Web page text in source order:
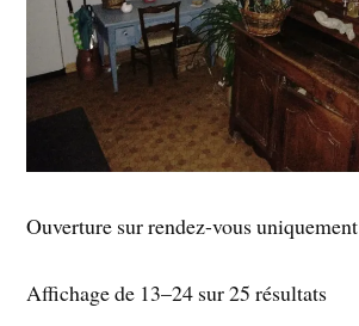
Ouverture sur rendez-vous uniquement
Affichage de 13–24 sur 25 résultats